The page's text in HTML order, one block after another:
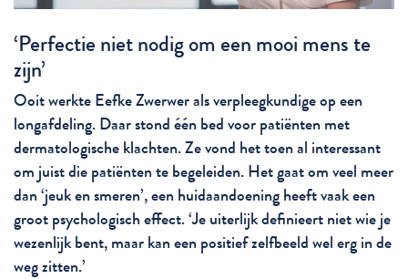
‘Perfectie niet nodig om een mooi mens te
zijn’
Ooit werkte Eefke Zwerwer als verpleegkundige op een
longafdeling. Daar stond één bed voor patiënten met
dermatologische klachten. Ze vond het toen al interessant
om juist die patiënten te begeleiden. Het gaat om veel meer
dan ‘jeuk en smeren’, een huidaandoening heeft vaak een
groot psychologisch effect. ‘Je uiterlijk definieert niet wie je
wezenlijk bent, maar kan een positief zelfbeeld wel erg in de
weg zitten.’